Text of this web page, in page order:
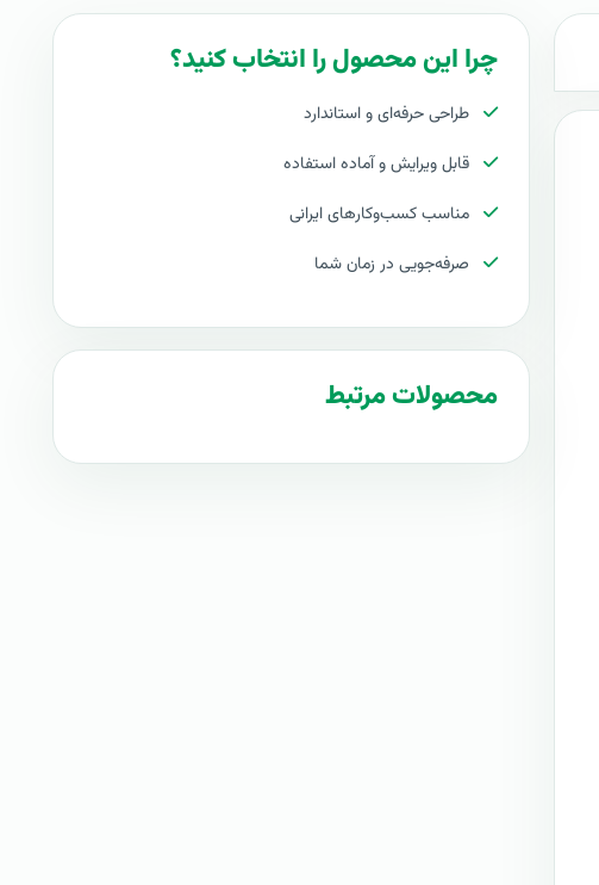
چرا این محصول را انتخاب کنید؟
طراحی حرفه‌ای و استاندارد
قابل ویرایش و آماده استفاده
مناسب کسب‌وکارهای ایرانی
صرفه‌جویی در زمان شما
محصولات مرتبط